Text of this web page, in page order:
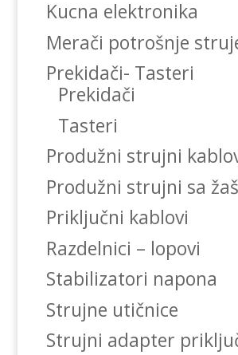
Kucna elektronika
Merači potrošnje
Prekidači- Tasteri
Prekidači
Tasteri
Produžni strujni
Produžni strujni sa
Priključni kablovi
Razdelnici – lopovi
Stabilizatori napona
Strujne utičnice
Strujni adapter